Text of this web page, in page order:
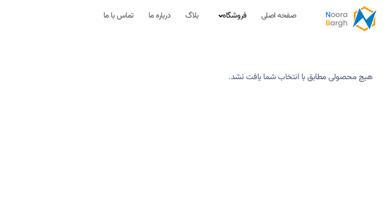
صفحه اصلی فروشگاه بلاگ درباره ما تماس با ما
هیچ محصولی مطابق با انتخاب شما یافت نشد.